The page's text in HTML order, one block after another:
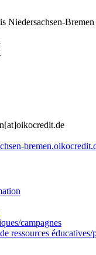
Niedersachsen-Bremen
campagnes
ressources éducatives/